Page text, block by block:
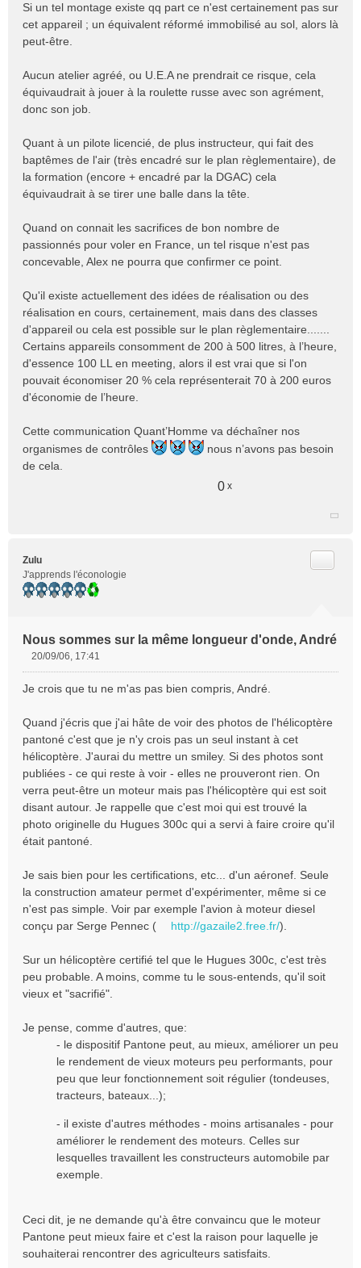
Si un tel montage existe qq part ce n'est certainement pas sur
cet appareil ; un équivalent réformé immobilisé au sol, alors là
peut-être.
Aucun atelier agréé, ou U.E.A ne prendrait ce risque, cela
équivaudrait à jouer à la roulette russe avec son agrément,
donc son job.
Quant à un pilote licencié, de plus instructeur, qui fait des
baptêmes de l'air (très encadré sur le plan règlementaire), de
la formation (encore + encadré par la DGAC) cela
équivaudrait à se tirer une balle dans la tête.
Quand on connait les sacrifices de bon nombre de
passionnés pour voler en France, un tel risque n'est pas
concevable, Alex ne pourra que confirmer ce point.
Qu'il existe actuellement des idées de réalisation ou des
réalisation en cours, certainement, mais dans des classes
d'appareil ou cela est possible sur le plan règlementaire.......
Certains appareils consomment de 200 à 500 litres, à l’heure,
d'essence 100 LL en meeting, alors il est vrai que si l'on
pouvait économiser 20 % cela représenterait 70 à 200 euros
d'économie de l’heure.
Cette communication Quant’Homme va déchaîner nos
organismes de contrôles
nous n’avons pas besoin
de cela.
0 x
Zulu
J'apprends l'éconologie
Nous sommes sur la même longueur d'onde, André
s
a
g
e
n
n
l
u
20/09/06, 17:41
Je crois que tu ne m'as pas bien compris, André.
Quand j'écris que j'ai hâte de voir des photos de l'hélicoptère
pantoné c'est que je n'y crois pas un seul instant à cet
hélicoptère. J'aurai du mettre un smiley. Si des photos sont
publiées - ce qui reste à voir - elles ne prouveront rien. On
verra peut-être un moteur mais pas l'hélicoptère qui est soit
disant autour. Je rappelle que c'est moi qui est trouvé la
photo originelle du Hugues 300c qui a servi à faire croire qu'il
était pantoné.
Je sais bien pour les certifications, etc... d'un aéronef. Seule
la construction amateur permet d'expérimenter, même si ce
n'est pas simple. Voir par exemple l'avion à moteur diesel
conçu par Serge Pennec (
http://gazaile2.free.fr/).
Sur un hélicoptère certifié tel que le Hugues 300c, c'est très
peu probable. A moins, comme tu le sous-entends, qu'il soit
vieux et "sacrifié".
Je pense, comme d'autres, que:
- le dispositif Pantone peut, au mieux, améliorer un peu
le rendement de vieux moteurs peu performants, pour
peu que leur fonctionnement soit régulier (tondeuses,
tracteurs, bateaux...);
- il existe d'autres méthodes - moins artisanales - pour
améliorer le rendement des moteurs. Celles sur
lesquelles travaillent les constructeurs automobile par
exemple.
Ceci dit, je ne demande qu'à être convaincu que le moteur
Pantone peut mieux faire et c'est la raison pour laquelle je
souhaiterai rencontrer des agriculteurs satisfaits.